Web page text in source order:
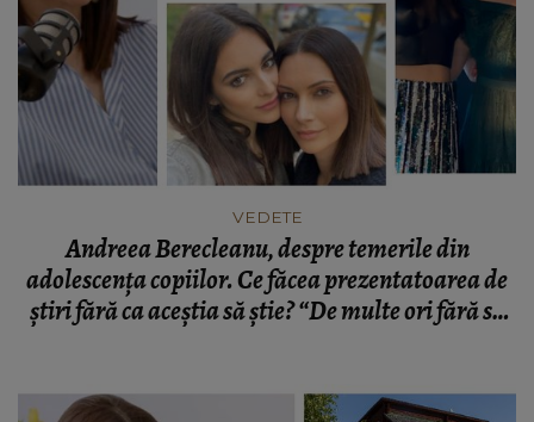
VEDETE
Andreea Berecleanu, despre temerile din
adolescența copiilor. Ce făcea prezentatoarea de
știri fără ca aceștia să știe? “De multe ori fără să